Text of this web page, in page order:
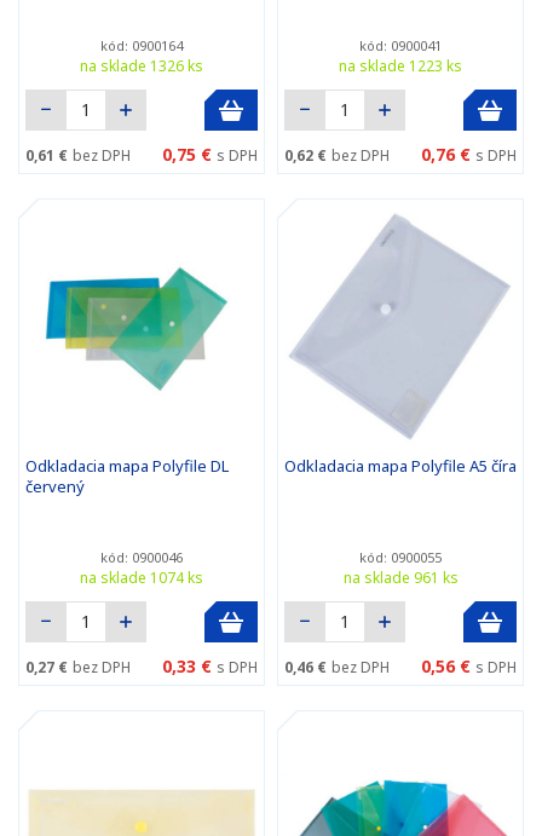
kód: 0900164
na sklade 1326 ks
0,61 € bez DPH 0,75 € s DPH
kód: 0900041
na sklade 1223 ks
0,62 € bez DPH 0,76 € s DPH
Odkladacia mapa Polyfile DL
červený
kód: 0900046
na sklade 1074 ks
0,27 € bez DPH 0,33 € s DPH
Odkladacia mapa Polyfile A5 číra
kód: 0900055
na sklade 961 ks
0,46 € bez DPH 0,56 € s DPH